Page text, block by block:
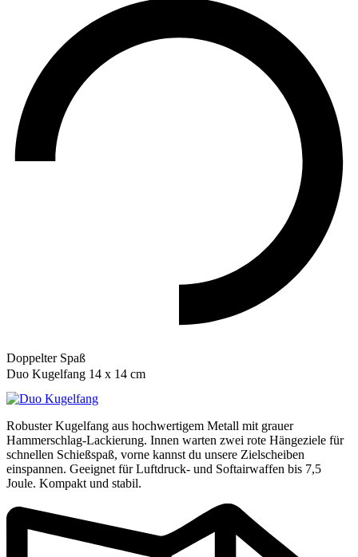
Doppelter Spaß
Duo Kugelfang 14 x 14 cm
Robuster Kugelfang aus hochwertigem Metall mit grauer
Hammerschlag-Lackierung. Innen warten zwei rote Hängeziele für
schnellen Schießspaß, vorne kannst du unsere Zielscheiben
einspannen. Geeignet für Luftdruck- und Softairwaffen bis 7,5
Joule. Kompakt und stabil.